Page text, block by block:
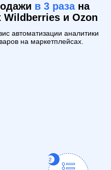
в 3 разана
Wildberries и Ozon
автоматизации аналитики
на маркетплейсах.